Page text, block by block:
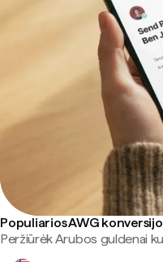
Populiarios AWG
Peržiūrėk Arubos guldenai